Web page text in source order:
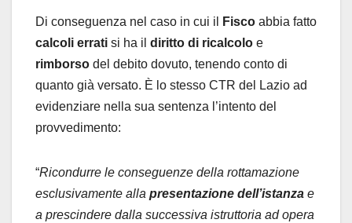
Di conseguenza nel caso in cui il Fisco abbia fatto
calcoli errati si ha il diritto di ricalcolo e
rimborso del debito dovuto, tenendo conto di
quanto già versato. È lo stesso CTR del Lazio ad
evidenziare nella sua sentenza l’intento del
provvedimento:
“Ricondurre le conseguenze della rottamazione
esclusivamente alla presentazione dell’istanza e
a prescindere dalla successiva istruttoria ad opera